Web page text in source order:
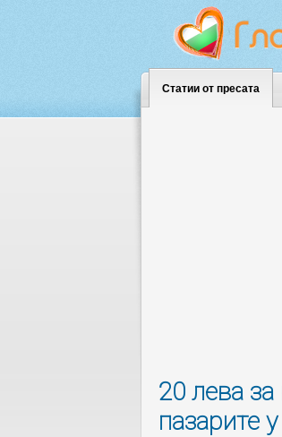
Статии от пресата
20 лева
пазарите